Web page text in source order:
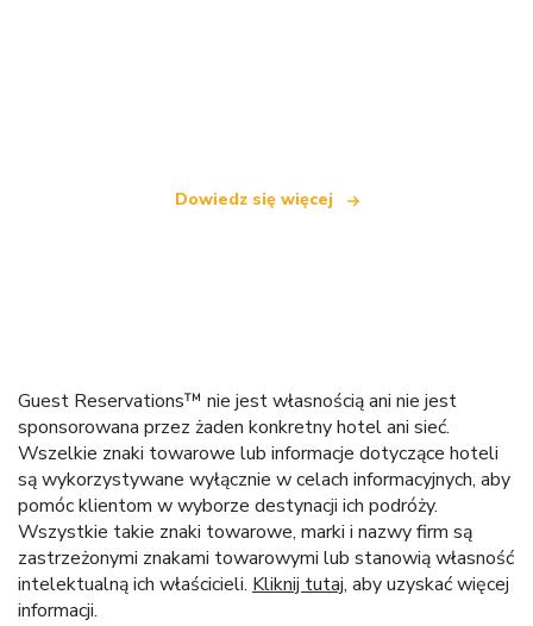
Dowiedz się więcej
Guest Reservations™ nie jest własnością ani nie jest
sponsorowana przez żaden konkretny hotel ani sieć.
Wszelkie znaki towarowe lub informacje dotyczące hoteli
są wykorzystywane wyłącznie w celach informacyjnych, aby
pomóc klientom w wyborze destynacji ich podróży.
Wszystkie takie znaki towarowe, marki i nazwy firm są
zastrzeżonymi znakami towarowymi lub stanowią własność
intelektualną ich właścicieli. Kliknij tutaj, aby uzyskać więcej
informacji.